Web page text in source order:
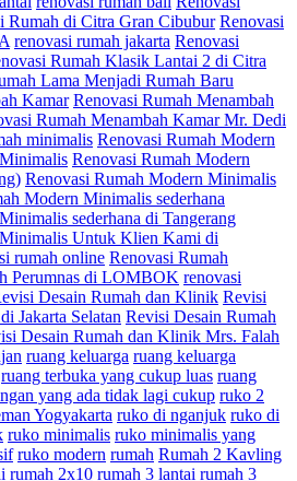
Rumah di Citra Gran Cibubur Renovasi
renovasi rumah jakarta Renovasi
Rumah Klasik Lantai 2 di Citra
Lama Menjadi Rumah Baru
Kamar Renovasi Rumah Menambah
Rumah Menambah Kamar Mr. Dedi
minimalis Renovasi Rumah Modern
Renovasi Rumah Modern
Renovasi Rumah Modern Minimalis
Modern Minimalis sederhana
sederhana di Tangerang
Untuk Klien Kami di
rumah online Renovasi Rumah
Perumnas di LOMBOK renovasi
Desain Rumah dan Klinik Revisi
Jakarta Selatan Revisi Desain Rumah
Desain Rumah dan Klinik Mrs. Falah
ruang keluarga ruang keluarga
ruang terbuka yang cukup luas ruang
yang ada tidak lagi cukup ruko 2
Yogyakarta ruko di nganjuk ruko di
ruko minimalis ruko minimalis yang
ruko modern rumah Rumah 2 Kavling
rumah 2x10 rumah 3 lantai rumah 3